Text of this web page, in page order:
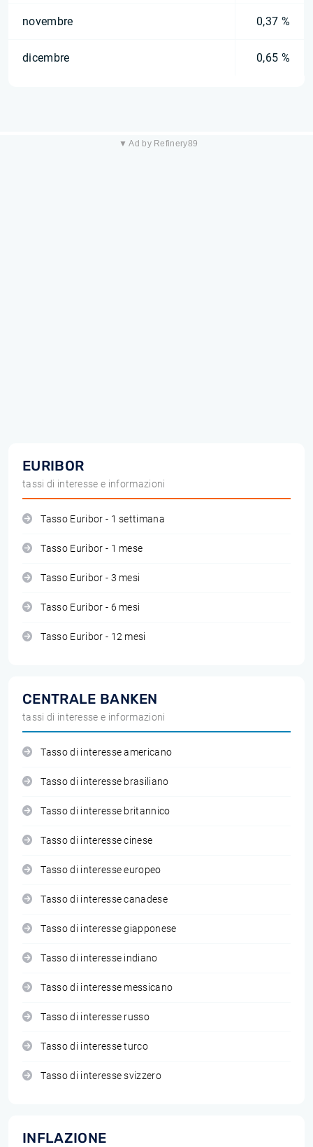
novembre 0,37 %
dicembre 0,65 %
▼ Ad by Refinery89
EURIBOR
tassi di interesse e informazioni
Tasso Euribor - 1 settimana
Tasso Euribor - 1 mese
Tasso Euribor - 3 mesi
Tasso Euribor - 6 mesi
Tasso Euribor - 12 mesi
CENTRALE BANKEN
tassi di interesse e informazioni
Tasso di interesse americano
Tasso di interesse brasiliano
Tasso di interesse britannico
Tasso di interesse cinese
Tasso di interesse europeo
Tasso di interesse canadese
Tasso di interesse giapponese
Tasso di interesse indiano
Tasso di interesse messicano
Tasso di interesse russo
Tasso di interesse turco
Tasso di interesse svizzero
INFLAZIONE